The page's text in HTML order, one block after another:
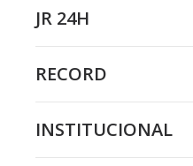
JR 24H
RECORD
INSTITUCIONAL